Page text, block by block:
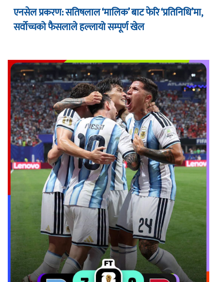
एनसेल प्रकरण: सतिषलाल ‘मालिक’ बाट फेरि ‘प्रतिनिधि’मा,
सर्वोच्चको फैसलाले हल्लायो सम्पूर्ण खेल